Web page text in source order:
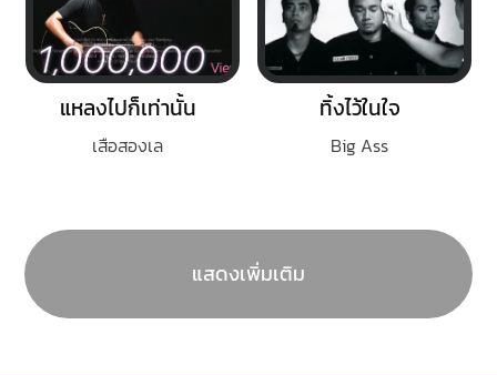
แหลงไปก็เท่านั้น
เสือสองเล
ทิ้งไว้ในใจ
Big Ass
แสดงเพิ่มเติม